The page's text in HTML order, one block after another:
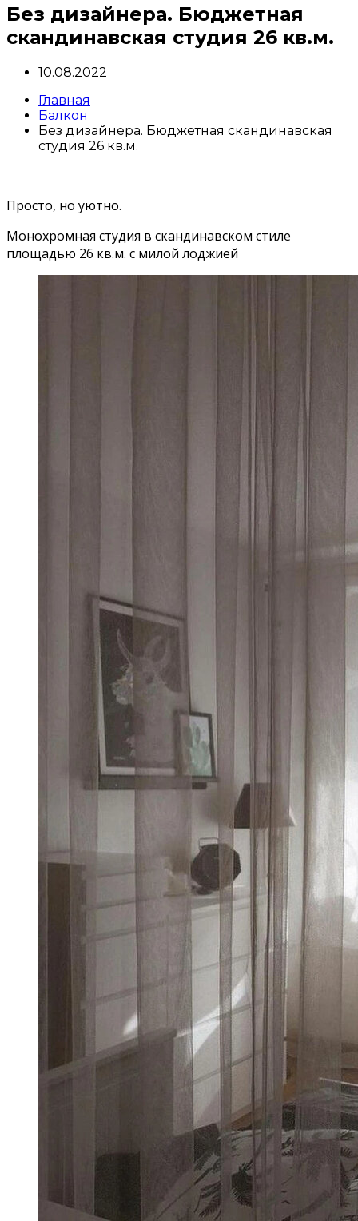
Без дизайнера. Бюджетная
скандинавская студия 26 кв.м.
10.08.2022
Главная
Балкон
Без дизайнера. Бюджетная скандинавская
студия 26 кв.м.
Просто, но уютно.
Монохромная студия в скандинавском стиле
площадью 26 кв.м. с милой лоджией